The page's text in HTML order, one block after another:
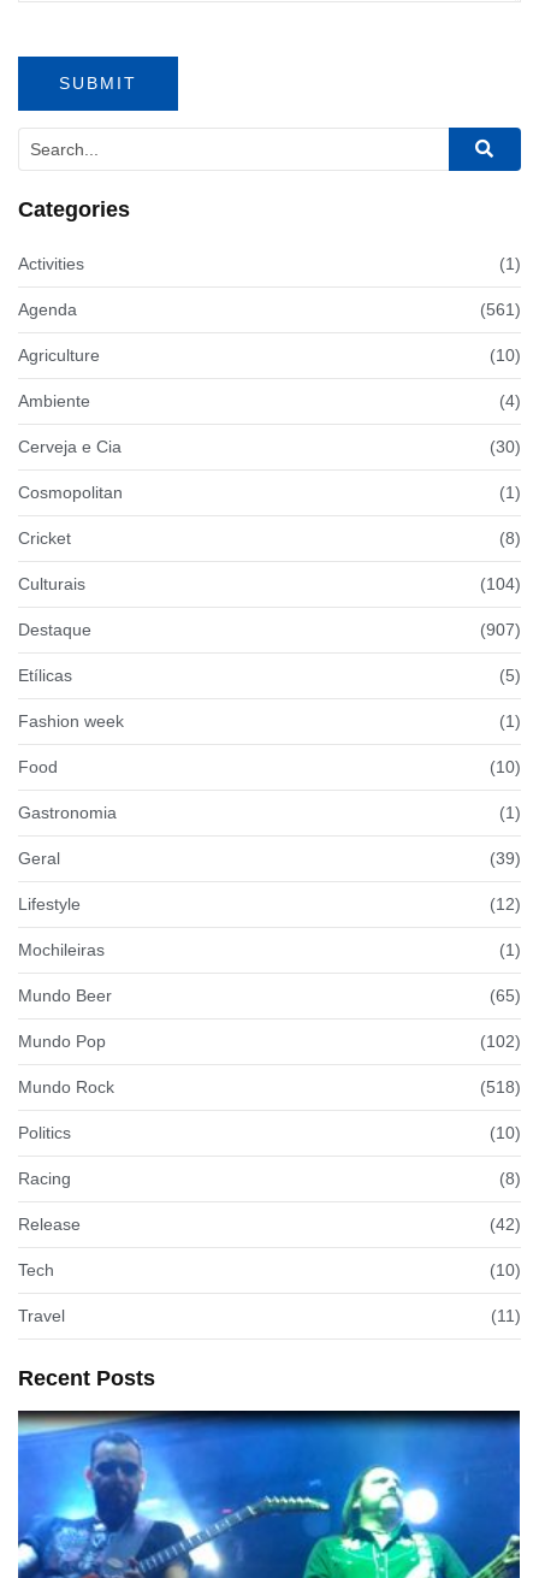
Categories
Activities (1)
Agenda (561)
Agriculture (10)
Ambiente (4)
Cerveja e Cia (30)
Cosmopolitan (1)
Cricket (8)
Culturais (104)
Destaque (907)
Etílicas (5)
Fashion week (1)
Food (10)
Gastronomia (1)
Geral (39)
Lifestyle (12)
Mochileiras (1)
Mundo Beer (65)
Mundo Pop (102)
Mundo Rock (518)
Politics (10)
Racing (8)
Release (42)
Tech (10)
Travel (11)
Recent Posts